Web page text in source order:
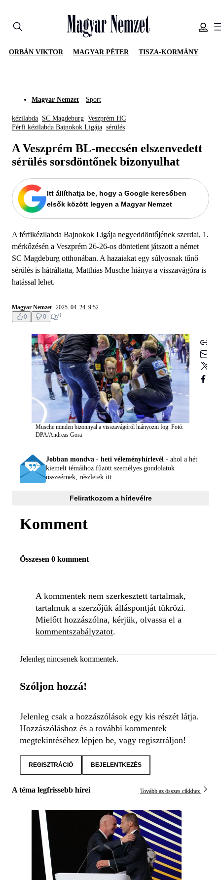
ORBÁN VIKTOR MAGYAR PÉTER TISZA-KORMÁNY
Magyar Nemzet Sport
kézilabda SC Magdeburg Veszprém HC
Férfi kézilabda Bajnokok Ligája sérülés
A Veszprém BL-meccsén elszenvedett
sérülés sorsdöntőnek bizonyulhat
Itt állíthatja be, hogy a Google keresőben
elsők között legyen a Magyar Nemzet
A férfikézilabda Bajnokok Ligája negyeddöntőjének szerdai, 1.
mérkőzésén a Veszprém 26-26-os döntetlent játszott a német
SC Magdeburg otthonában. A hazaiakat egy súlyosnak tűnő
sérülés is hátráltatta, Matthias Musche hiánya a visszavágóra is
hatással lehet.
Magyar Nemzet 2025. 04. 24. 9:52
0
0 0
Musche minden bizonnyal a visszavágóról hiányozni fog. Fotó:
DPA/Andreas Gora
Jobban mondva - heti véleményhírlevél - ahol a hét
kiemelt témáihoz fűzött személyes gondolatok
összeérnek, részletek itt.
Feliratkozom a hírlevélre
Komment
Összesen 0 komment
A kommentek nem szerkesztett tartalmak,
tartalmuk a szerzőjük álláspontját tükrözi.
Mielőtt hozzászólna, kérjük, olvassa el a
kommentszabályzatot.
Jelenleg nincsenek kommentek.
Szóljon hozzá!
Jelenleg csak a hozzászólások egy kis részét látja.
Hozzászóláshoz és a további kommentek
megtekintéséhez lépjen be, vagy regisztráljon!
REGISZTRÁCIÓ BEJELENTKEZÉS
A téma legfrissebb hírei Tovább az összes cikkhez